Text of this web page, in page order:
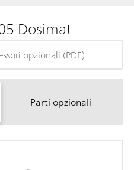
Dosimat
opzionali (PDF)
Parti opzionali